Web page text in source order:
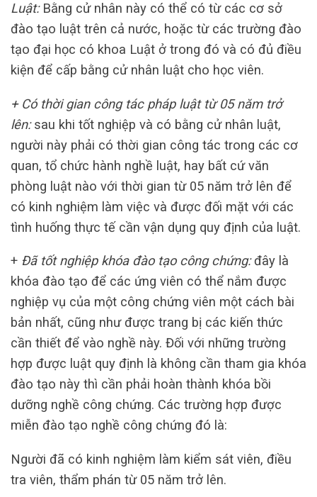
Luật:Bằng cử nhân này có thể có từ các cơ sở
đào tạo luật trên cả nước, hoặc từ các trường đào
tạo đại học có khoa Luật ở trong đó và có đủ điều
kiện để cấp bằng cử nhân luật cho học viên.
+ Có thời gian công tác pháp luật từ 05 năm trở
lên:sau khi tốt nghiệp và có bằng cử nhân luật,
người này phải có thời gian công tác trong các cơ
quan, tổ chức hành nghề luật, hay bất cứ văn
phòng luật nào với thời gian từ 05 năm trở lên để
có kinh nghiệm làm việc và được đối mặt với các
tình huống thực tế cần vận dụng quy định của luật.
+ Đã tốt nghiệp khóa đào tạo công chứng:đây là
khóa đào tạo để các ứng viên có thể nắm được
nghiệp vụ của một công chứng viên một cách bài
bản nhất, cũng như được trang bị các kiến thức
cần thiết để vào nghề này. Đối với những trường
hợp được luật quy định là không cần tham gia khóa
đào tạo này thì cần phải hoàn thành khóa bồi
dưỡng nghề công chứng. Các trường hợp được
miễn đào tạo nghề công chứng đó là:
Người đã có kinh nghiệm làm kiểm sát viên, điều
tra viên, thẩm phán từ 05 năm trở lên.